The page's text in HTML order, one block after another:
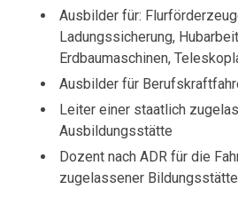
Ausbilder für:
Ladungssicherung,
Erdbaumaschinen,
Ausbilder für
Leiter einer staatlich
Ausbildungsstätte
Dozent nach ADR für die
zugelassener